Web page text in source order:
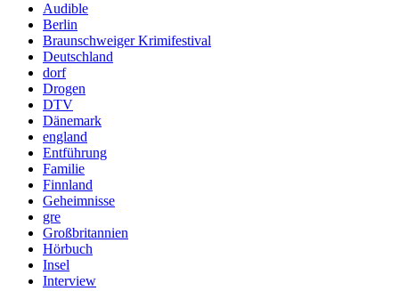
Audible
Berlin
Braunschweiger Krimifestival
Deutschland
dorf
Drogen
DTV
Dänemark
england
Entführung
Familie
Finnland
Geheimnisse
gre
Großbritannien
Hörbuch
Insel
Interview